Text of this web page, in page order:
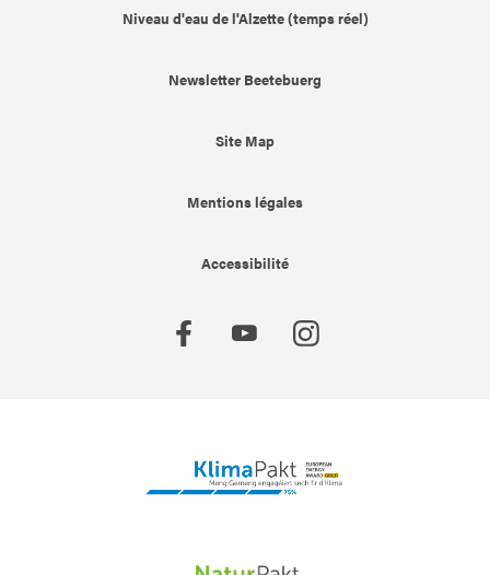
Niveau d'eau de l'Alzette (temps réel)
Newsletter Beetebuerg
Site Map
Mentions légales
Accessibilité